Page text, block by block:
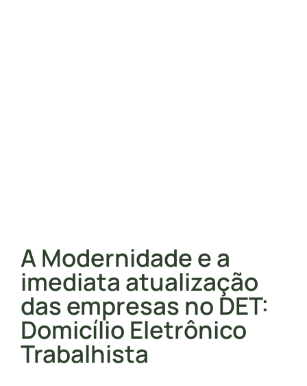
A Modernidade e a
imediata atualização
das empresas no DET:
Domicílio Eletrônico
Trabalhista